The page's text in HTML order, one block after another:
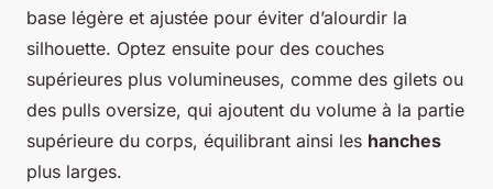
base légère et ajustée pour éviter d’alourdir la
silhouette. Optez ensuite pour des couches
supérieures plus volumineuses, comme des gilets ou
des pulls oversize, qui ajoutent du volume à la partie
supérieure du corps, équilibrant ainsi les hanches
plus larges.